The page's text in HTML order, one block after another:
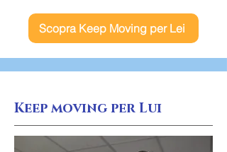
Scopra Keep Moving per Lei
Keep moving per Lui